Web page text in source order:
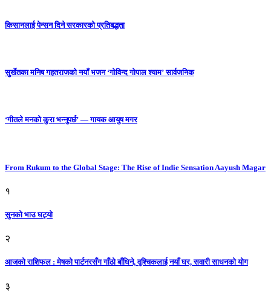
किसानलाई पेन्सन दिने सरकारको प्रतिबद्धता
सुर्खेतका मनिष गहतराजको नयाँ भजन ‘गोविन्द गोपाल श्याम’ सार्वजनिक
‘गीतले मनको कुरा भन्नुपर्छ’ — गायक आयुष मगर
From Rukum to the Global Stage: The Rise of Indie Sensation Aayush Magar
१
सुनको भाउ घट्याे
२
आजको राशिफल : मेषको पार्टनरसँग गाँठो बाँधिने, वृश्चिकलाई नयाँ घर, सवारी साधनकाे याेग
३